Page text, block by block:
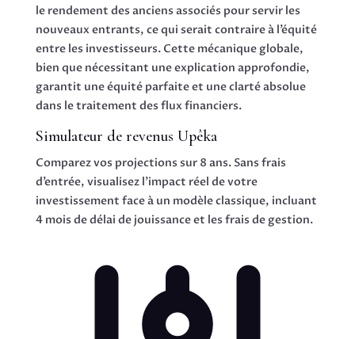
le rendement des anciens associés pour servir les
nouveaux entrants, ce qui serait contraire à l’équité
entre les investisseurs. Cette mécanique globale,
bien que nécessitant une explication approfondie,
garantit une équité parfaite et une clarté absolue
dans le traitement des flux financiers.
Simulateur de revenus Upêka
Comparez vos projections sur 8 ans. Sans frais
d’entrée, visualisez l’impact réel de votre
investissement face à un modèle classique, incluant
4 mois de délai de jouissance et les frais de gestion.